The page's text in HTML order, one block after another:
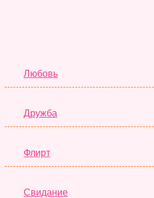
Любовь
Дружба
Флирт
Свидание